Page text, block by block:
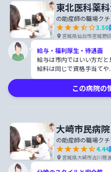
東北医科薬
の助産師の職場ク
3.50
宮城県仙台市宮城野
給与・福利厚生・待遇面
給与は市内ではいい方だ
給料は同じで資格手当てや
この病院の
大崎市民病院
の助産師の職場ク
4.44
宮城県大崎市古川穂